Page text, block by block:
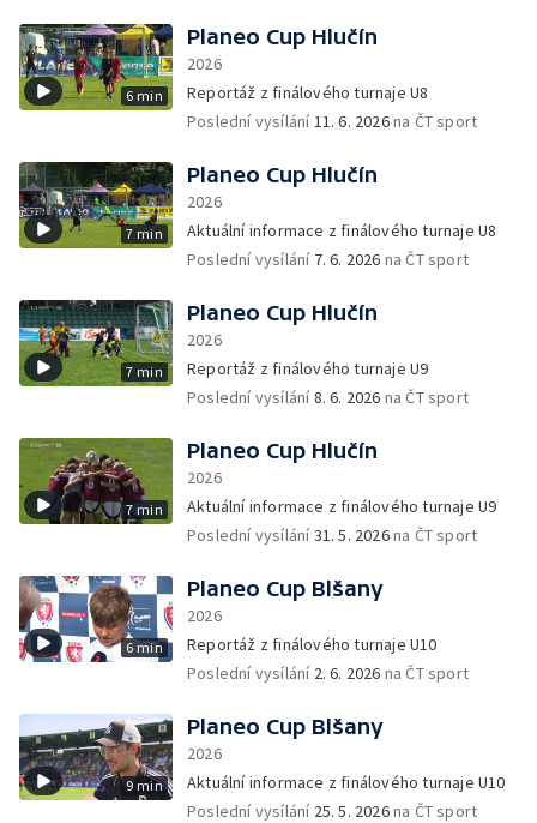
6 min
Planeo Cup Hlučín
2026
Reportáž z finálového turnaje U8
Poslední vysílání11. 6. 2026na ČT sport
7 min
Planeo Cup Hlučín
2026
Aktuální informace z finálového turnaje U8
Poslední vysílání 7. 6. 2026 na ČT sport
7 min
Planeo Cup Hlučín
2026
Reportáž z finálového turnaje U9
Poslední vysílání8. 6. 2026 na ČT sport
7 min
Planeo Cup Hlučín
2026
Aktuální informace z finálového turnaje U9
Poslední vysílání31. 5. 2026na ČT sport
6 min
Planeo Cup Blšany
2026
Reportáž z finálového turnaje U10
Poslední vysílání 2. 6. 2026 na ČT sport
9 min
Planeo Cup Blšany
2026
Aktuální informace z finálového turnaje U10
Poslední vysílání 25. 5. 2026na ČT sport